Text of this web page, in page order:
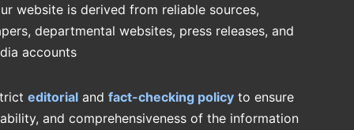
website is derived from reliable sources,
departmental websites, press releases, and
accounts
editorial and fact-checking policy to ensure
and comprehensiveness of the information